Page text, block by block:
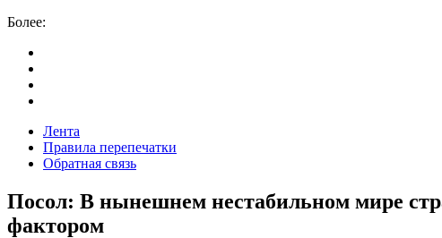
Более:
Лента
Правила перепечатки
Обратная связь
Посол: В нынешнем нестабильном мире
фактором